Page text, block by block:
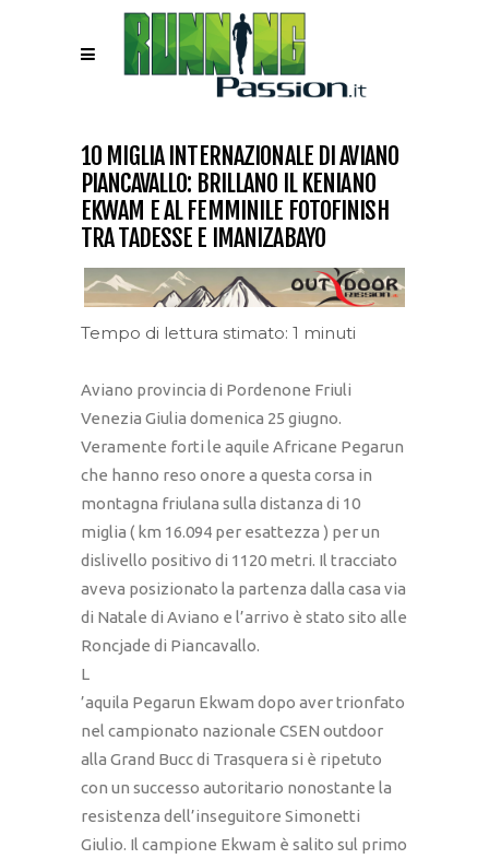
10 MIGLIA INTERNAZIONALE DI AVIANO
PIANCAVALLO: BRILLANO IL KENIANO
EKWAM E AL FEMMINILE FOTOFINISH
TRA TADESSE E IMANIZABAYO
Tempo di lettura stimato: 1 minuti
Aviano provincia di Pordenone Friuli
Venezia Giulia domenica 25 giugno.
Veramente forti le aquile Africane Pegarun
che hanno reso onore a questa corsa in
montagna friulana sulla distanza di 10
miglia ( km 16.094 per esattezza ) per un
dislivello positivo di 1120 metri. Il tracciato
aveva posizionato la partenza dalla casa via
di Natale di Aviano e l’arrivo è stato sito alle
Roncjade di Piancavallo.
L
’aquila Pegarun Ekwam dopo aver trionfato
nel campionato nazionale CSEN outdoor
alla Grand Bucc di Trasquera si è ripetuto
con un successo autoritario nonostante la
resistenza dell’inseguitore Simonetti
Giulio. Il campione Ekwam è salito sul primo